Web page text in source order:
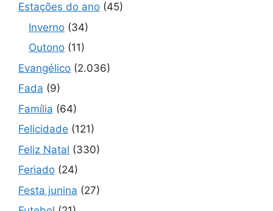
Estações do ano (45)
Inverno (34)
Outono (11)
Evangélico (2.036)
Fada (9)
Família (64)
Felicidade (121)
Feliz Natal (330)
Feriado (24)
Festa junina (27)